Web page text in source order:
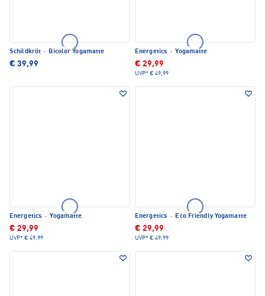
Schildkröt · Bicolor Yogamatte
€ 39,99
Energetics · Yogamatte
€ 29,99
UVP* € 49,99
Energetics · Yogamatte
€ 29,99
UVP* € 49,99
Energetics · Eco Friendly Yogamatte
€ 29,99
UVP* € 49,99